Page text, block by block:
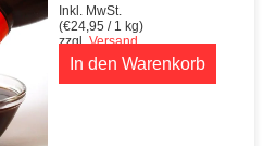
Inkl. MwSt.
(€24,95 / 1 kg)
zzgl.Versand
In den Warenkorb